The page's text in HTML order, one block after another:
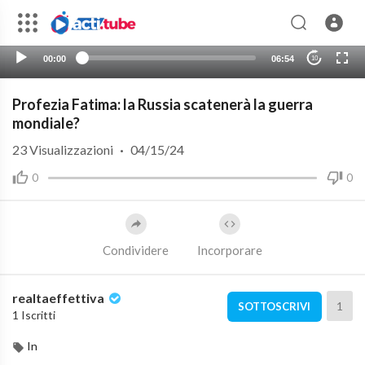
00:00 06:54 10
Profezia Fatima: la Russia scatenerà la guerra
mondiale?
0 0
23Visualizzazioni · 04/15/24
Condividere Incorporare
realtaeffettiva
1 Iscritti
SOTTOSCRIVI 1
In